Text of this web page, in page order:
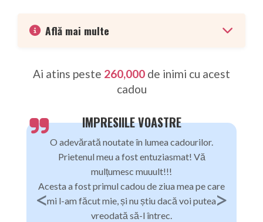
Află mai multe
Ai atins peste 260,000 de inimi cu acest
cadou
IMPRESIILE VOASTRE
O adevărată noutate în lumea cadourilor.
Prietenul meu a fost entuziasmat! Vă
mulțumesc muuult!!!
Acesta a fost primul cadou de ziua mea pe care
mi l-am făcut mie, și nu știu dacă voi putea
vreodată să-l întrec.